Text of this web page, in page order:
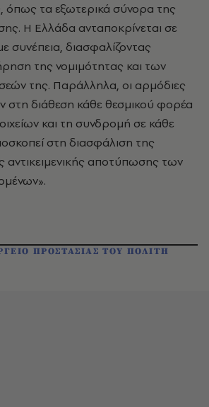
όπως τα εξωτερικά σύνορα της
Η Ελλάδα ανταποκρίνεται σε
συνέπεια, διασφαλίζοντας
της νομιμότητας και των
της. Παράλληλα, οι αρμόδιες
στη διάθεση κάθε θεσμικού φορέα
και τη συνδρομή σε κάθε
στη διασφάλιση της
αντικειμενικής αποτύπωσης των
ΠΡΟΣΤΑΣΙΑΣ ΤΟΥ ΠΟΛΙΤΗ